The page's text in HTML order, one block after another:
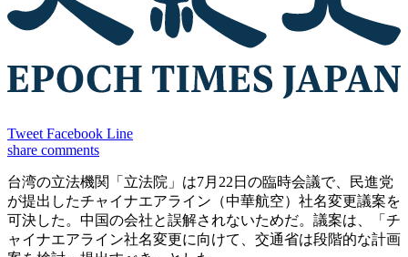
Tweet Facebook Line
share comments
台湾の立法機関「立法院」は7月22日の臨時会議で、民進党
が提出したチャイナエアライン（中華航空）社名変更議案を
可決した。中国の会社と誤解されないためだ。議案は、「チ
ャイナエアライン社名変更に向けて、交通省は段階的な計画